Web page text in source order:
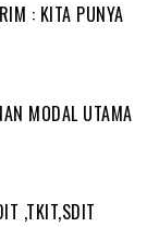
: KITA PUNYA
MODAL UTAMA
,TKIT,SDIT